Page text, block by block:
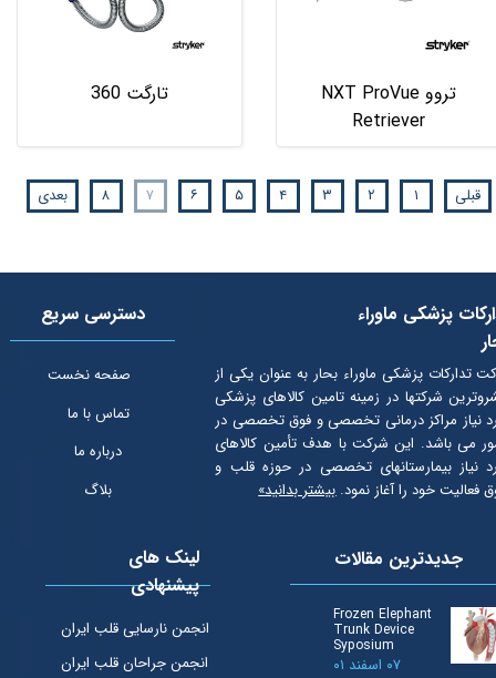
تروو NXT ProVue
Retriever
تارگت 360
قبلی ۱ ۲ ۳ ۴ ۵ ۶ ۷ ۸ بعدی
دسترسی سریع
صفحه نخست
تماس با ما
درباره ما
بلاگ
جدیدترین مقالات
Frozen Elephant
Trunk Device
Syposium
۰۷ اسفند ۰۱
پزشکی ماوراء
تدارکات پزشکی ماوراء بحار به عنوان یكی از
شرکتها در زمینه تامین کالاهای پزشکی
نیاز مراکز درمانی تخصصی و فوق تخصصی در
می باشد. این شرکت با هدف تأمین كالاهای
نیاز بیمارستانهای تخصصی در حوزه قلب و
فعالیت خود را آغاز نمود.بیشتر بدانید»
لینک های
پیشنهادی
انجمن نارسایی قلب ایران
انجمن جراحان قلب ایران